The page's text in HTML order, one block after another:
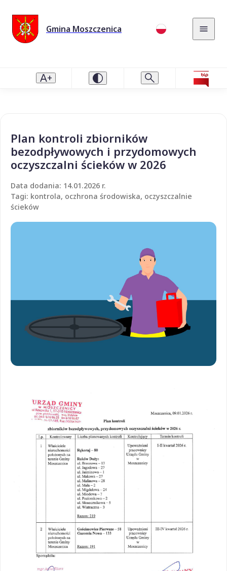
Gmina Moszczenica
Plan kontroli zbiorników
bezodpływowych i przydomowych
oczyszczalni ścieków w 2026
Data dodania: 14.01.2026 r.
Tagi: kontrola, oczhrona środowiska, oczyszczalnie
ścieków